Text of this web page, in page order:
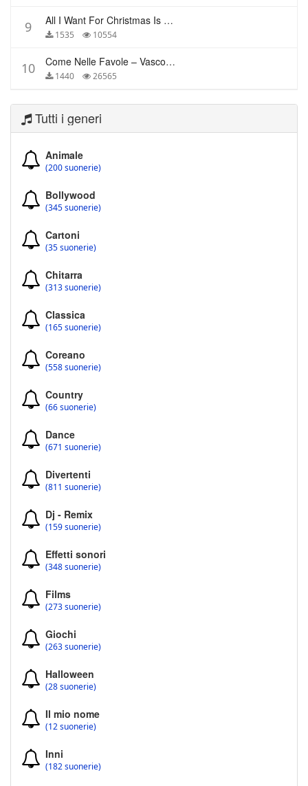
9 All I Want For Christmas Is You – Mariah Carey
1535 10554
10 Come Nelle Favole – Vasco Rossi
1440 26565
Tutti i generi
Animale
(200 suonerie)
Bollywood
(345 suonerie)
Cartoni
(35 suonerie)
Chitarra
(313 suonerie)
Classica
(165 suonerie)
Coreano
(558 suonerie)
Country
(66 suonerie)
Dance
(671 suonerie)
Divertenti
(811 suonerie)
Dj - Remix
(159 suonerie)
Effetti sonori
(348 suonerie)
Films
(273 suonerie)
Giochi
(263 suonerie)
Halloween
(28 suonerie)
Il mio nome
(12 suonerie)
Inni
(182 suonerie)